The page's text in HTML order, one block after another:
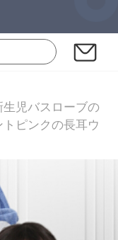
児バスローブの
ピンクの長耳ウ